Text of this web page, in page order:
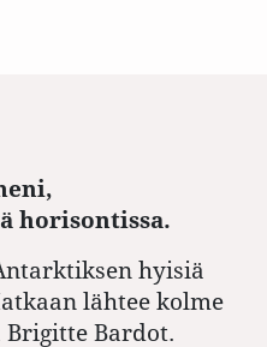
horisontissa.
hyisiä
lähtee kolme
Brigitte Bardot.